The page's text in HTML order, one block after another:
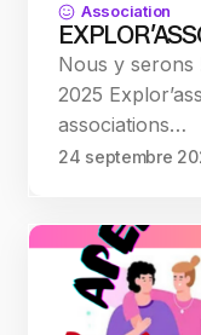
Association
Nous y serons
2025
associations…
24 septembre